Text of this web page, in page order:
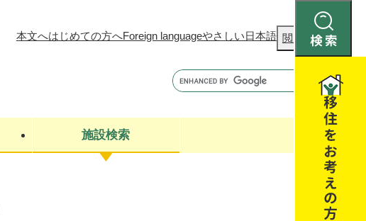
検
索
本文へはじめての方へForeign languageやさしい日本語 閲覧補助
施設検索